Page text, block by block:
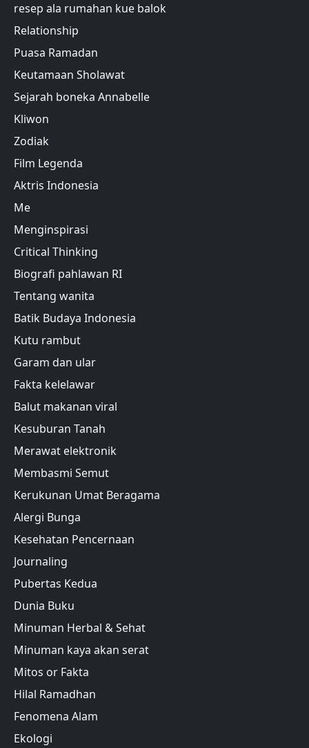
resep ala rumahan kue balok
Relationship
Puasa Ramadan
Keutamaan Sholawat
Sejarah boneka Annabelle
Kliwon
Zodiak
Film Legenda
Aktris Indonesia
Me
Menginspirasi
Critical Thinking
Biografi pahlawan RI
Tentang wanita
Batik Budaya Indonesia
Kutu rambut
Garam dan ular
Fakta kelelawar
Balut makanan viral
Kesuburan Tanah
Merawat elektronik
Membasmi Semut
Kerukunan Umat Beragama
Alergi Bunga
Kesehatan Pencernaan
Journaling
Pubertas Kedua
Dunia Buku
Minuman Herbal & Sehat
Minuman kaya akan serat
Mitos or Fakta
Hilal Ramadhan
Fenomena Alam
Ekologi